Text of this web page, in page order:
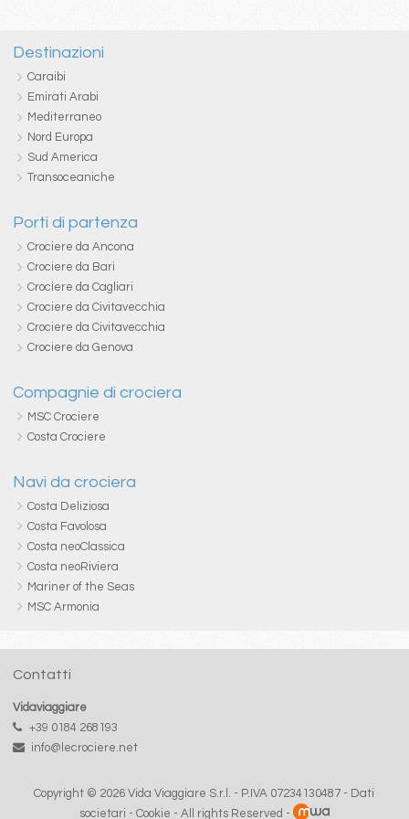
Destinazioni
Caraibi
Emirati Arabi
Mediterraneo
Nord Europa
Sud America
Transoceaniche
Porti di partenza
Crociere da Ancona
Crociere da Bari
Crociere da Cagliari
Crociere da Civitavecchia
Crociere da Civitavecchia
Crociere da Genova
Compagnie di crociera
MSC Crociere
Costa Crociere
Navi da crociera
Costa Deliziosa
Costa Favolosa
Costa neoClassica
Costa neoRiviera
Mariner of the Seas
MSC Armonia
Contatti
Vidaviaggiare
+39 0184 268193
info@lecrociere.net
Copyright © 2026 Vida Viaggiare S.r.l. - P.IVA 07234130487 - Dati
societari - Cookie - All rights Reserved -